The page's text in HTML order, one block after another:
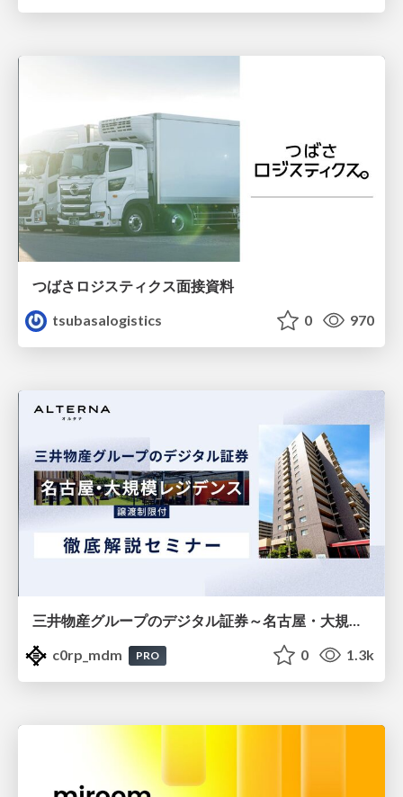
つばさロジスティクス面接資料
tsubasalogistics
0 970
三井物産グループのデジタル証券～名古屋・大規模レジデンス～徹底解説セミナー
c0rp_mdm
PRO 0 1.3k